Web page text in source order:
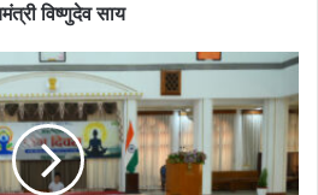
विष्णुदेव साय